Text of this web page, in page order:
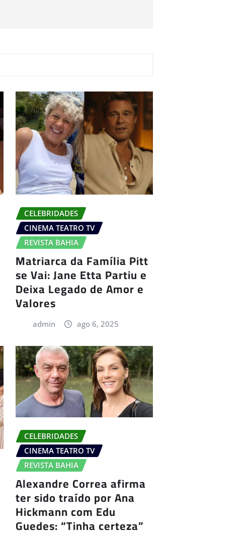
CELEBRIDADES
CINEMA TEATRO TV
REVISTA BAHIA
Matriarca da Família Pitt
se Vai: Jane Etta Partiu e
Deixa Legado de Amor e
Valores
admin ago 6, 2025
CELEBRIDADES
CINEMA TEATRO TV
REVISTA BAHIA
Alexandre Correa afirma
ter sido traído por Ana
Hickmann com Edu
Guedes: “Tinha certeza”